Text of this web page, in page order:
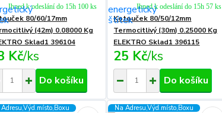
80/60/17mm
(42m) 0.08000 Kg
Sklad1 396104
Kč/ks
Ihned k odeslání do 15h 100 ks
Do košíku
Kotouček 80/50/12mm
Termocitlivý (30m) 0.25000 Kg
ELEKTRO Sklad1 396115
25 Kč/ks
Ihned k odeslání do 15h 57 ks
Do košíku
Adresu,Výd.místo,Boxu Na Adresu,Výd.místo,Boxu